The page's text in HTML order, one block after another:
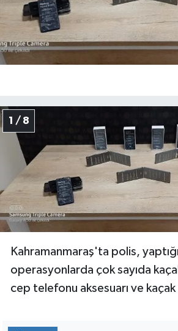
1 / 8
Kahramanmaraş'ta polis, yaptığı
operasyonlarda çok sayıda
cep telefonu aksesuarı ve